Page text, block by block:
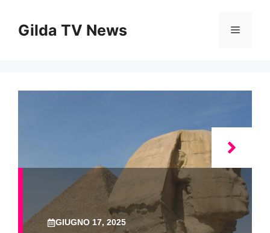
contenuto
Gilda TV News Menu
GIUGNO 17, 2025